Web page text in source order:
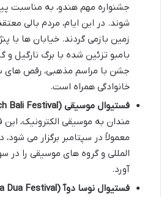
جشنواره مهم هندو، به مناسبت
شوند. در این ایام، مردم بالی
بامبو تزئین شده با برگ نارگیل و
جشن با مراسم مذهبی، رقص های
خانوادگی همراه است.
فستیوال موسیقی (Ultra Beach Bali Festival):
مندان به موسیقی الکترونیک،
معمولاً در سپتامبر برگزار می
المللی و گروه های موسیقی را
آورد.
فستیوال نوسا دوآ (Nusa Dua Festival):